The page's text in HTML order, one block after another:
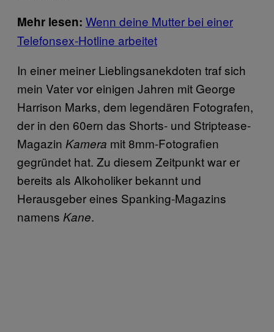
Mehr lesen: Wenn deine Mutter bei einer
Telefonsex-Hotline arbeitet
In einer meiner Lieblingsanekdoten traf sich
mein Vater vor einigen Jahren mit George
Harrison Marks, dem legendären Fotografen,
der in den 60ern das Shorts- und Striptease-
Magazin Kamera mit 8mm-Fotografien
gegründet hat. Zu diesem Zeitpunkt war er
bereits als Alkoholiker bekannt und
Herausgeber eines Spanking-Magazins
namens Kane.